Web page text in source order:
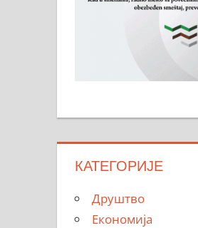
КАТЕГОРИЈЕ
Друштво
Економија